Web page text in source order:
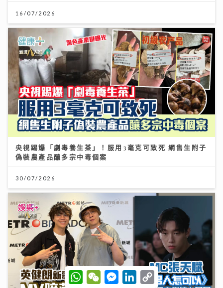
16/07/2026
央視踢爆「劇毒養生茶」！服用3毫克可致死 網售生附子
偽裝農產品釀多宗中毒個案
30/07/2026
W
h
W
e
M
e
L
C
o